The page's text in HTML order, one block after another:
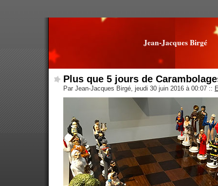
Jean-Jacques Birgé
Plus que 5 jours de
Par Jean-Jacques Birgé, jeudi 30 juin 2016 à 00:07 ::